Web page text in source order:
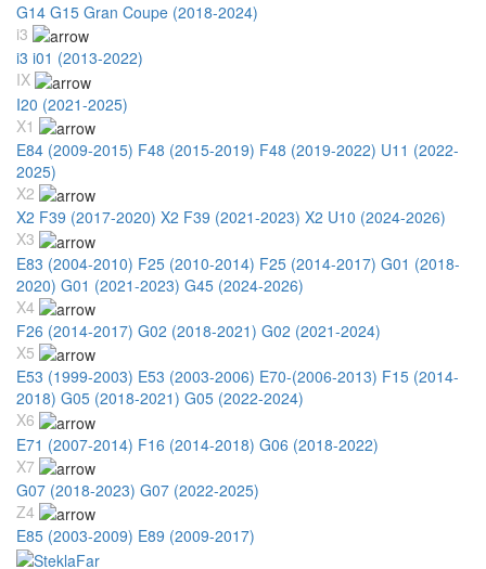
G14 G15 Gran Coupe (2018-2024)
i3
i3 i01 (2013-2022)
IX
I20 (2021-2025)
X1
E84 (2009-2015) F48 (2015-2019) F48 (2019-2022) U11 (2022-
2025)
X2
X2 F39 (2017-2020) X2 F39 (2021-2023) X2 U10 (2024-2026)
X3
E83 (2004-2010) F25 (2010-2014) F25 (2014-2017) G01 (2018-
2020) G01 (2021-2023) G45 (2024-2026)
X4
F26 (2014-2017) G02 (2018-2021) G02 (2021-2024)
X5
E53 (1999-2003) E53 (2003-2006) E70-(2006-2013) F15 (2014-
2018) G05 (2018-2021) G05 (2022-2024)
X6
E71 (2007-2014) F16 (2014-2018) G06 (2018-2022)
X7
G07 (2018-2023) G07 (2022-2025)
Z4
E85 (2003-2009) E89 (2009-2017)